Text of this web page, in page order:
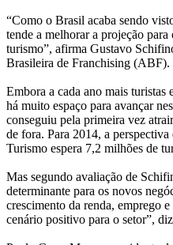
“Como o Brasil acaba sendo
tende a melhorar a projeção
turismo”, afirma Gustavo
Brasileira de Franchising (ABF).
Embora a cada ano mais
há muito espaço para avançar
conseguiu pela primeira vez
de fora. Para 2014, a
Turismo espera 7,2 milhões de
Mas segundo avaliação de
determinante para os novos
crescimento da renda, emprego
cenário positivo para o setor”,